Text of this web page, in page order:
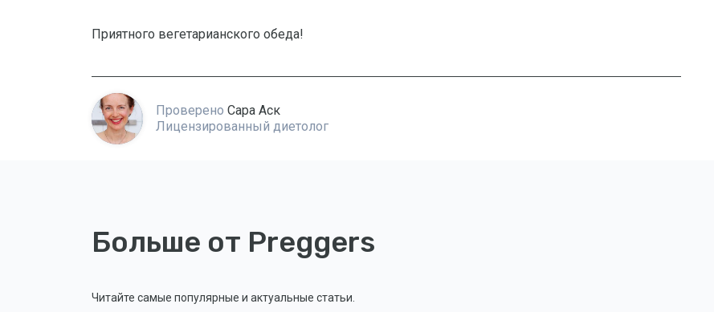
Приятного вегетарианского обеда!
Проверено Сара Аск
Лицензированный диетолог
Больше от Preggers
Читайте самые популярные и актуальные статьи.